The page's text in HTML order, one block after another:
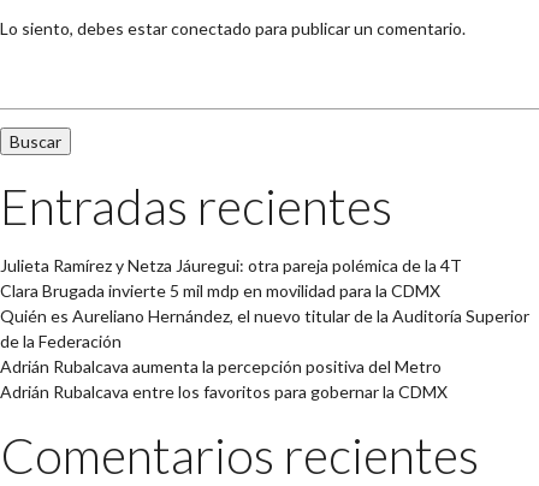
Lo siento, debes estarconectado para publicar un comentario.
Entradas recientes
Julieta Ramírez y Netza Jáuregui: otra pareja polémica de la 4T
Clara Brugada invierte 5 mil mdp en movilidad para la CDMX
Quién es Aureliano Hernández, el nuevo titular de la Auditoría Superior
de la Federación
Adrián Rubalcava aumenta la percepción positiva del Metro
Adrián Rubalcava entre los favoritos para gobernar la CDMX
Comentarios recientes